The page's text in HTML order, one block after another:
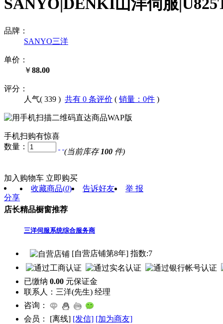
品牌：
SANYO三洋
单价：
￥88.00
评分：
人气( 339 ) 共有 0 条评价 ( 销量：0件 )
手机扫购有惊喜
数量：
(当前库存 100 件)
加入购物车 立即购买
分享
收藏商品(0) 告诉好友 举 报
店长精品橱窗推荐
三洋伺服系统综合服务商
[自营店铺第8年] 指数:7
已缴纳 0.00 元保证金
联系人： 三洋(先生) 经理
咨询：
会员：
[离线] [发信] [加为商友]